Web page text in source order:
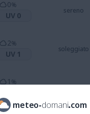
0%
UV 0
sereno
2%
UV 1
soleggiato
1 %
soleggiato
meteo-domani.com